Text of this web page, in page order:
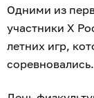
Одними из
участники X
летних игр,
соревновались.